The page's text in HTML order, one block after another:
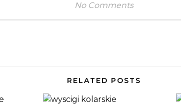
No Comments
RELATED POSTS